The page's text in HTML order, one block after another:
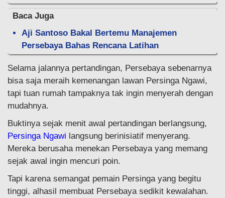
Baca Juga
Aji Santoso Bakal Bertemu Manajemen
Persebaya Bahas Rencana Latihan
Selama jalannya pertandingan, Persebaya sebenarnya
bisa saja meraih kemenangan lawan Persinga Ngawi,
tapi tuan rumah tampaknya tak ingin menyerah dengan
mudahnya.
Buktinya sejak menit awal pertandingan berlangsung,
Persinga Ngawi langsung berinisiatif menyerang.
Mereka berusaha menekan Persebaya yang memang
sejak awal ingin mencuri poin.
Tapi karena semangat pemain Persinga yang begitu
tinggi, alhasil membuat Persebaya sedikit kewalahan.